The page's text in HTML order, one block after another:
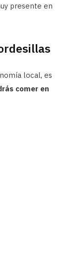
presente en
local, es
comer en